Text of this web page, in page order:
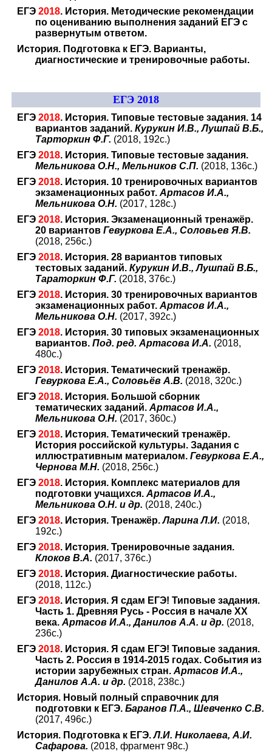
ЕГЭ 2018. История. Методические рекомендации
по оцениванию выполнения заданий ЕГЭ с
развернутым ответом.
История. Подготовка к ЕГЭ. Варианты,
диагностические и тренировочные работы.
ЕГЭ 2018
ЕГЭ 2018. История. Типовые тестовые задания. 14
вариантов заданий. Курукин И.В., Лушпай В.Б.,
Тарторкин Ф.Г. (2018, 192с.)
ЕГЭ 2018. История. Типовые тестовые задания.
Мельникова О.Н., Мельников С.П. (2018, 136с.)
ЕГЭ 2018. История. 10 тренировочных вариантов
экзаменационных работ. Артасов И.А.,
Мельникова О.Н. (2017, 128с.)
ЕГЭ 2018. История. Экзаменационный тренажёр.
20 вариантов Гевуркова Е.А., Соловьев Я.В.
(2018, 256с.)
ЕГЭ 2018. История. 28 вариантов типовых
тестовых заданий. Курукин И.В., Лушпай В.Б.,
Тараторкин Ф.Г. (2018, 376с.)
ЕГЭ 2018. История. 30 тренировочных вариантов
экзаменационных работ. Артасов И.А.,
Мельникова О.Н. (2017, 392с.)
ЕГЭ 2018. История. 30 типовых экзаменационных
вариантов. Под. ред. Артасова И.А. (2018,
480с.)
ЕГЭ 2018. История. Тематический тренажёр.
Гевуркова Е.А., Соловьёв А.В. (2018, 320с.)
ЕГЭ 2018. История. Большой сборник
тематических заданий. Артасов И.А.,
Мельникова О.Н. (2017, 360с.)
ЕГЭ 2018. История. Тематический тренажёр.
История российской культуры. Задания с
иллюстративным материалом. Гевуркова Е.А.,
Чернова М.Н. (2018, 256с.)
ЕГЭ 2018. История. Комплекс материалов для
подготовки учащихся. Артасов И.А.,
Мельникова О.Н. и др. (2018, 240с.)
ЕГЭ 2018. История. Тренажёр.Ларина Л.И. (2018,
192с.)
ЕГЭ 2018. История. Тренировочные задания.
Клоков В.А. (2017, 376с.)
ЕГЭ 2018. История. Диагностические работы.
(2018, 112с.)
ЕГЭ 2018. История. Я сдам ЕГЭ! Типовые задания.
Часть 1. Древняя Русь - Россия в начале XX
века. Артасов И.А., Данилов А.А. и др. (2018,
236с.)
ЕГЭ 2018. История. Я сдам ЕГЭ! Типовые задания.
Часть 2. Россия в 1914-2015 годах. События из
истории зарубежных стран. Артасов И.А.,
Данилов А.А. и др. (2018, 238с.)
История. Новый полный справочник для
подготовки к ЕГЭ. Баранов П.А., Шевченко С.В.
(2017, 496с.)
История. Подготовка к ЕГЭ.Л.И. Николаева, А.И.
Сафарова. (2018, фрагмент 98с.)